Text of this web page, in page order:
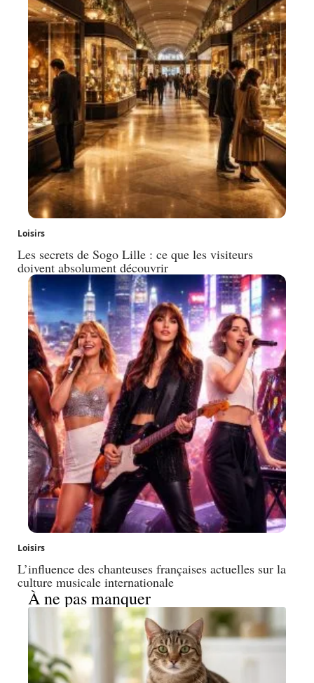
Loisirs
Les secrets de Sogo Lille : ce que les visiteurs
doivent absolument découvrir
Loisirs
L’influence des chanteuses françaises actuelles sur la
culture musicale internationale
À ne pas manquer